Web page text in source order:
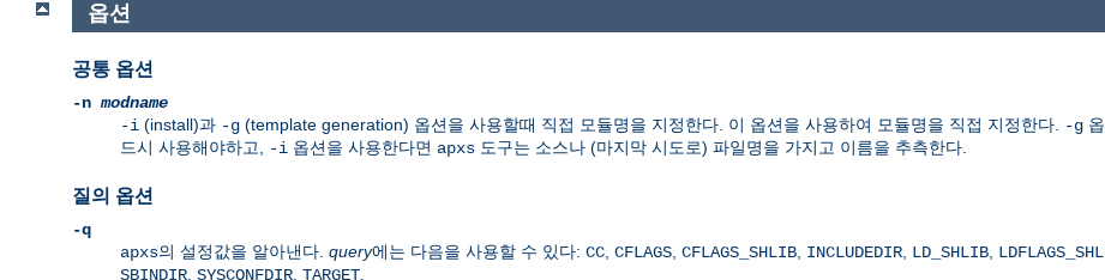
옵션
공통 옵션
-nmodname
-i (install)과 -g (template generation) 옵션을 사용할때 직접 모듈명을 지정한다. 이 옵션을 사용하여 모듈명을 직접 지정한다. -g
드시 사용해야하고,
-i 옵션을 사용한다면 apxs 도구는 소스나 (마지막 시도로) 파일명을 가지고 이름을 추측한다.
질의 옵션
-q
apxs의 설정값을 알아낸다. query에는 다음을 사용할 수 있다: CC CFLAGS CFLAGS_SHLIB INCLUDEDIR LD_SHLIB
SBINDIR SYSCONFDIR TARGET